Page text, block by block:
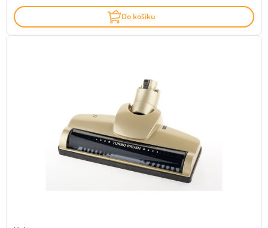
Do košíku